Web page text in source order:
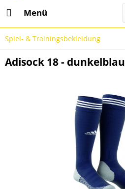
Menü
Spiel- & Trainingsbekleidung
Adisock 18 - dunkelblau